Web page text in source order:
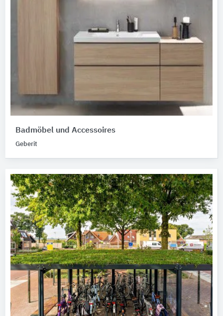
Badmöbel und Accessoires
Geberit